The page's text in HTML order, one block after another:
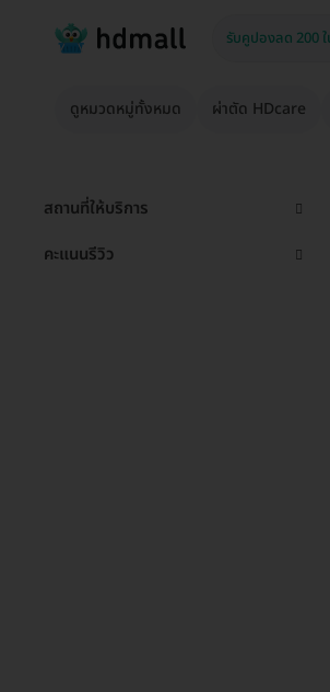
ดูหมวดหมู่ทั้งหมด ผ่าตัด HDcare
สถานที่ให้บริการ
คะแนนรีวิว